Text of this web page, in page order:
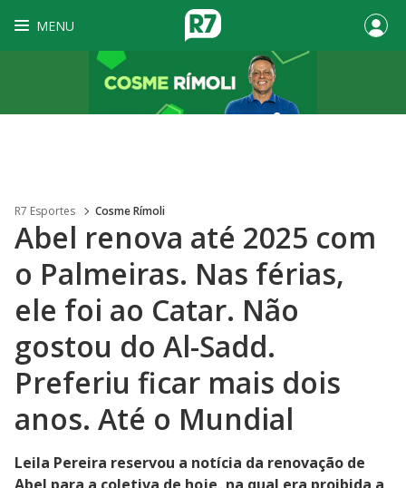
MENU
R7 Esportes Cosme Rímoli
Abel renova até 2025 com
o Palmeiras. Nas férias,
ele foi ao Catar. Não
gostou do Al-Sadd.
Preferiu ficar mais dois
anos. Até o Mundial
Leila Pereira reservou a notícia da renovação de